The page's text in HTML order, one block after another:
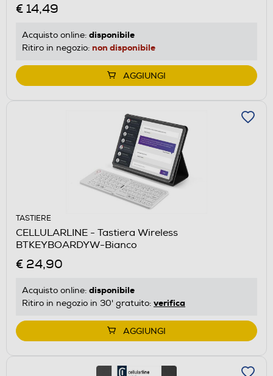
€ 14,49
Acquisto online: disponibile
Ritiro in negozio: non disponibile
AGGIUNGI
TASTIERE
CELLULARLINE - Tastiera Wireless
BTKEYBOARDYW-Bianco
€ 24,90
Acquisto online: disponibile
Ritiro in negozio in 30' gratuito: verifica
AGGIUNGI